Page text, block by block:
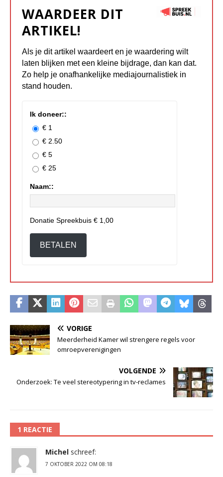
WAARDEER DIT
ARTIKEL!
Als je dit artikel waardeert en je waardering wilt
laten blijken met een kleine bijdrage, dan kan dat.
Zo help je onafhankelijke mediajournalistiek in
stand houden.
Ik doneer::
€ 1
€ 2.50
€ 5
€ 25
Naam::
Donatie Spreekbuis € 1,00
BETALEN
VORIGE
Meerderheid Kamer wil strengere regels voor
omroepverenigingen
VOLGENDE
Onderzoek: Te veel stereotypering in tv-reclames
1 REACTIE
Michel schreef:
7 OKTOBER 2022 OM 08:18